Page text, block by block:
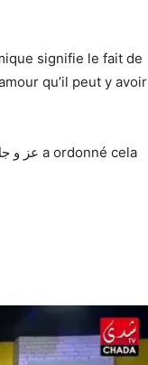
signifie le fait de
qu’il peut y avoir